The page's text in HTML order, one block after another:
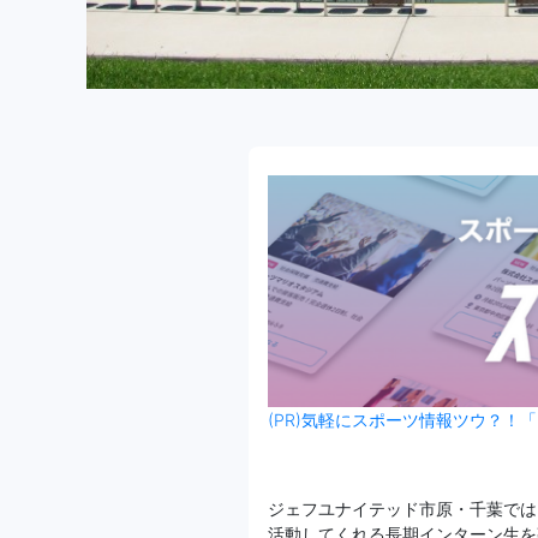
(PR)気軽にスポーツ情報ツウ？！
ジェフユナイテッド市原・千葉で
活動してくれる長期インターン生